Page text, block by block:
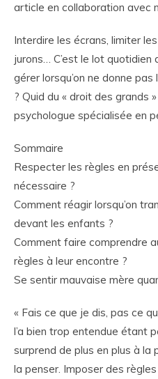
article en collaboration avec
Interdire les écrans, limiter
jurons… C’est le lot
gérer lorsqu’on ne donne
? Quid du « droit des grands
psychologue spécialisée en
Sommaire
Respecter les règles en
nécessaire ?
Comment réagir lorsqu’on
devant les enfants ?
Comment faire comprendre
règles à leur encontre ?
Se sentir mauvaise mère
« Fais ce que je dis, pas ce
l’a bien trop entendue étant
surprend de plus en plus à la
la penser. Imposer des